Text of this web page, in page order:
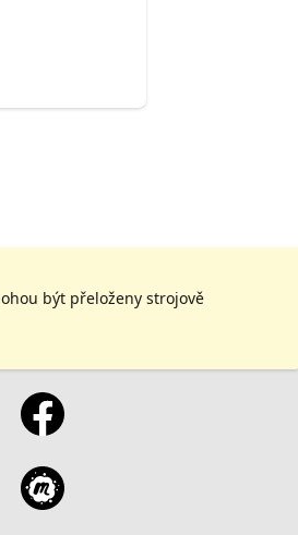
být přeloženy strojově